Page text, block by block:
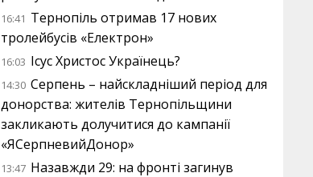
16:41 Тернопіль отримав 17 нових
тролейбусів «Електрон»
16:03 Ісус Христос Українець?
14:30 Серпень – найскладніший період для
донорства: жителів Тернопільщини
закликають долучитися до кампанії
«ЯСерпневийДонор»
13:47 Назавжди 29: на фронті загинув